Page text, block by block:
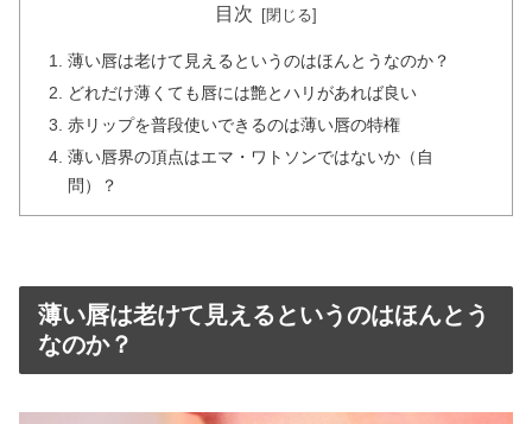
目次
薄い唇は老けて見えるというのはほんとうなのか？
どれだけ薄くても唇には艶とハリがあれば良い
赤リップを普段使いできるのは薄い唇の特権
薄い唇界の頂点はエマ・ワトソンではないか（自
問）？
薄い唇は老けて見えるというのはほんとう
なのか？